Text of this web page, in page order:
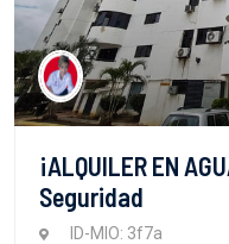
¡ALQUILER EN
Seguridad
ID-MIO: 3f7a